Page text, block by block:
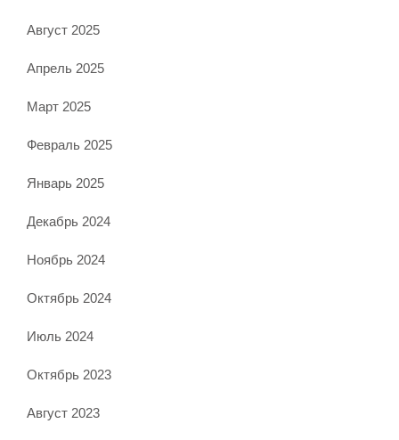
Август 2025
Апрель 2025
Март 2025
Февраль 2025
Январь 2025
Декабрь 2024
Ноябрь 2024
Октябрь 2024
Июль 2024
Октябрь 2023
Август 2023